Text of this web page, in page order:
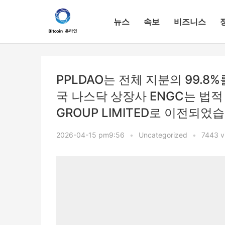
뉴스 속보 비즈니스
PPLDAO는 전체 지분의
국 나스닥 상장사 ENGC는 법
GROUP LIMITED로 이전되었
2026-04-15 pm9:56 • Uncategorized • 7443